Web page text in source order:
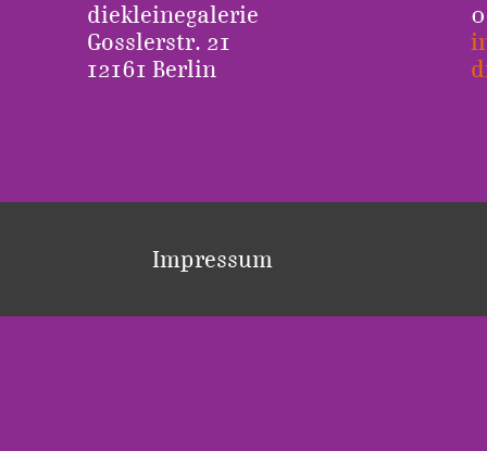
diekleinegalerie
Gosslerstr. 21
12161 Berlin
Impressum